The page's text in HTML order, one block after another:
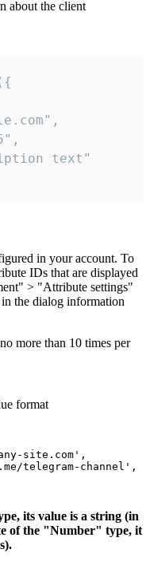
about the client
text"
in your account. To
IDs that are displayed
> "Attribute settings"
the dialog information
more than 10 times per
format
site.com',
telegram-channel',
its value is a string (in
of the "Number" type, it